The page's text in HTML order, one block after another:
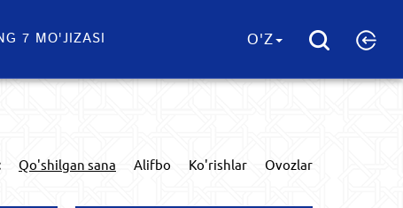
7 MO'JIZASI O'Z
Qo'shilgan sana Alifbo Ko'rishlar Ovozlar